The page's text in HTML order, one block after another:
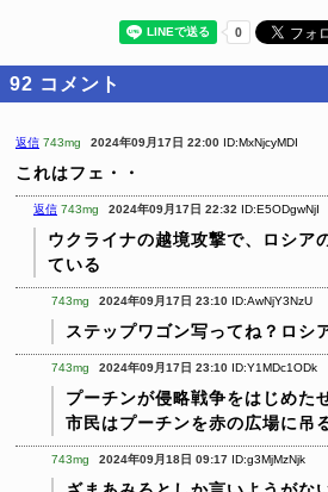
92 コメント
返信 743mg 2024年09月17日 22:00 ID:MxNjcyMDI
これはフェ・・
返信 743mg 2024年09月17日 22:32 ID:E5ODgwNjI
ウクライナの越境攻撃で、ロシア
ている
743mg 2024年09月17日 23:10 ID:AwNjY3NzU
ステップワゴン写ってね？ロシ
743mg 2024年09月17日 23:10 ID:Y1MDc1ODk
プーチンが侵略戦争をはじめた
市民はプーチンを赤の広場に吊
743mg 2024年09月18日 09:17 ID:g3MjMzNjk